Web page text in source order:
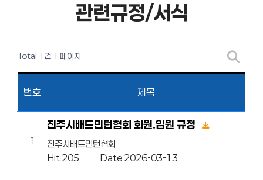
관련규정/서식
Total 1건 1 페이지
번호 제목
1
진주시배드민턴협회 회원.임원 규정
진주시배드민턴협회
Hit 205 Date 2026-03-13